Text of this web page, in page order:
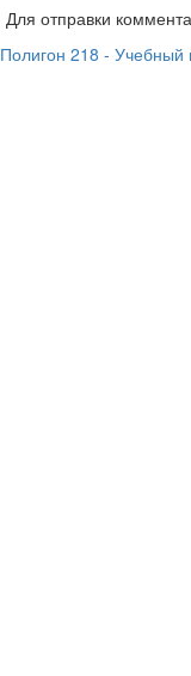
Для отправки
Полигон 218 - Учебный